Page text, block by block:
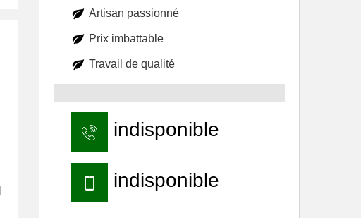
Artisan passionné
Prix imbattable
Travail de qualité
indisponible
indisponible